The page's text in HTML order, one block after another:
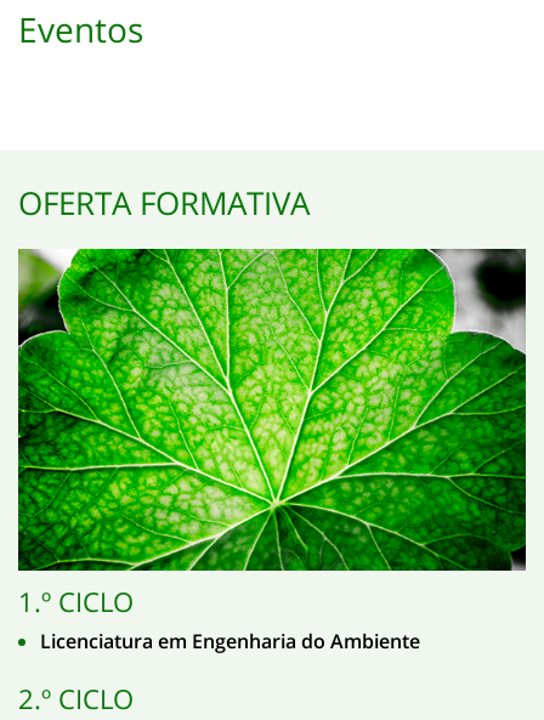
Eventos
OFERTA FORMATIVA
1.º CICLO
Licenciatura em Engenharia do Ambiente
2.º CICLO